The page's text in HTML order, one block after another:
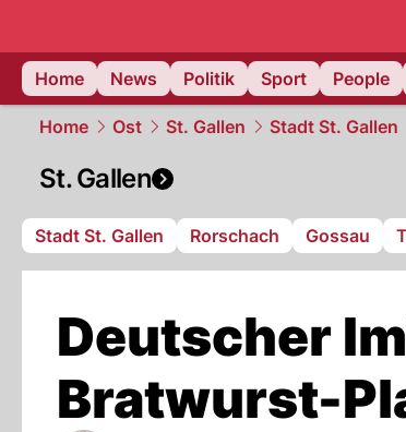
Home
News Politik Sport People
Home Ost St. Gallen Stadt St. Gallen
St. Gallen
Stadt St. Gallen Rorschach Gossau
Deutscher
Bratwurst-